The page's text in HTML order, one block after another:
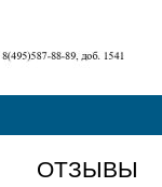
ОТЗЫВЫ